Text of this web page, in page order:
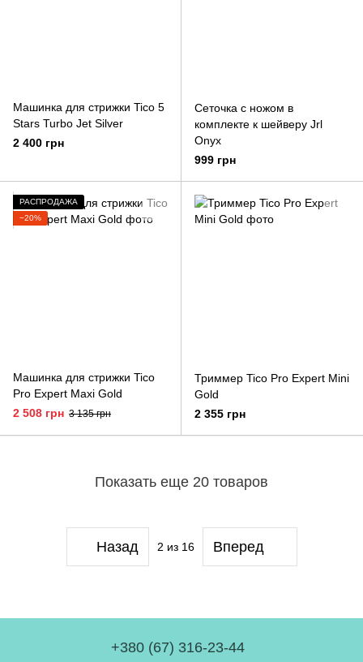
Машинка для стрижки Tico 5
Stars Turbo Jet Silver
2 400 грн
Сеточка с ножом в
комплекте к шейверу Jrl
Onyx
999 грн
РАСПРОДАЖА
−20%
Машинка для стрижки Tico
Pro Expert Maxi Gold
2 508 грн 3 135 грн
Триммер Tico Pro Expert Mini
Gold
2 355 грн
Показать еще 20 товаров
Назад 2 из 16 Вперед
+380 (67) 316-23-44